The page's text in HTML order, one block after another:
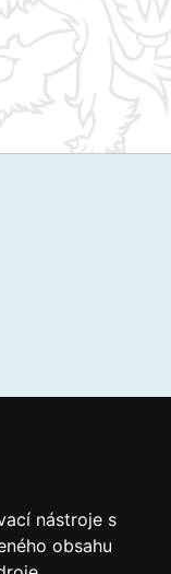
nástroje s
obsahu